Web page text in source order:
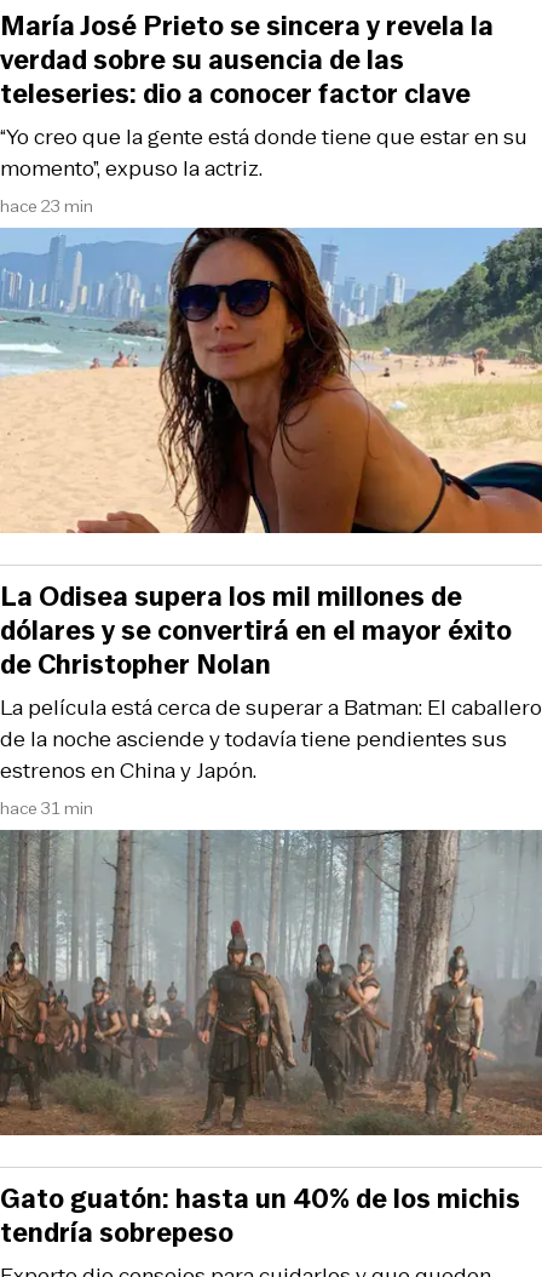
hace 23 min
“Yo creo que la gente está donde tiene que estar en su
momento”, expuso la actriz.
María José Prieto se sincera y revela la
verdad sobre su ausencia de las
teleseries: dio a conocer factor clave
hace 31 min
La película está cerca de superar a Batman: El caballero
de la noche asciende y todavía tiene pendientes sus
estrenos en China y Japón.
La Odisea supera los mil millones de
dólares y se convertirá en el mayor éxito
de Christopher Nolan
Gato guatón: hasta un 40% de los michis
tendría sobrepeso